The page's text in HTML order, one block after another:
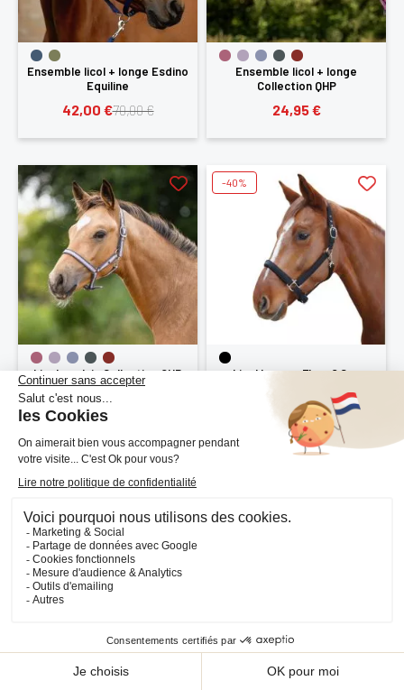
Ensemble licol + longe Esdino
Equiline
70,00 €
42,00 €
Ensemble licol + longe
Collection QHP
24,95 €
Licol poulain Collection QHP
8,95 €
Licol Laguna Flags&Cup
59,90 €
35,94 €
-40%
Longe de transport élastique
Licol de prairie avec frontal